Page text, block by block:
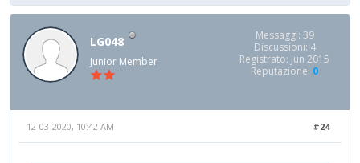
LG048
Junior Member
Messaggi: 39
Discussioni: 4
Registrato: Jun 2015
Reputazione: 0
#24
12-03-2020, 10:42 AM